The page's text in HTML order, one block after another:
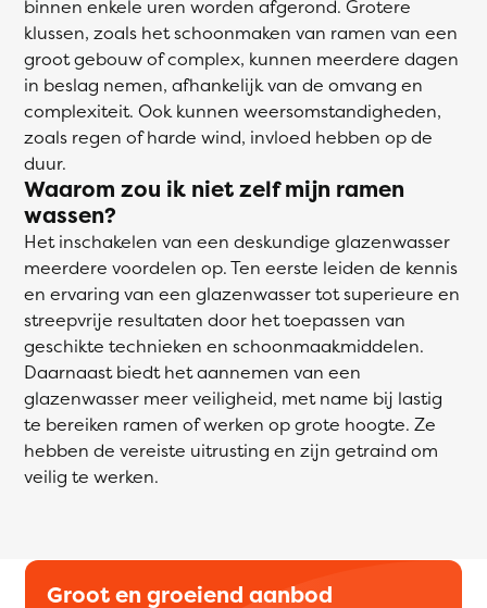
binnen enkele uren worden afgerond. Grotere
klussen, zoals het schoonmaken van ramen van een
groot gebouw of complex, kunnen meerdere dagen
in beslag nemen, afhankelijk van de omvang en
complexiteit. Ook kunnen weersomstandigheden,
zoals regen of harde wind, invloed hebben op de
duur.
Waarom zou ik niet zelf mijn ramen
wassen?
Het inschakelen van een deskundige glazenwasser
meerdere voordelen op. Ten eerste leiden de kennis
en ervaring van een glazenwasser tot superieure en
streepvrije resultaten door het toepassen van
geschikte technieken en schoonmaakmiddelen.
Daarnaast biedt het aannemen van een
glazenwasser meer veiligheid, met name bij lastig
te bereiken ramen of werken op grote hoogte. Ze
hebben de vereiste uitrusting en zijn getraind om
veilig te werken.
Groot en groeiend aanbod